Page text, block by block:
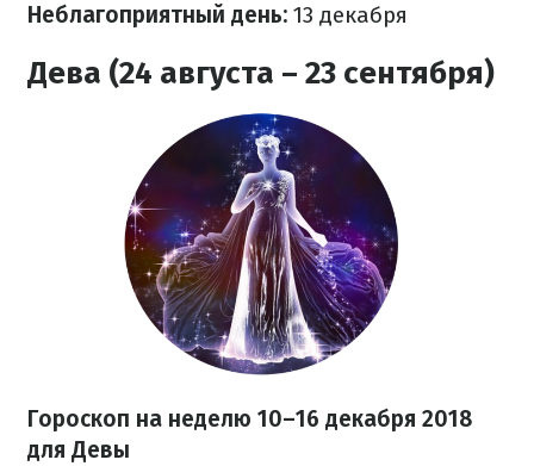
Неблагоприятный день: 13 декабря
Дева (24 августа – 23 сентября)
Гороскоп на неделю 10–16 декабря 2018
для Девы